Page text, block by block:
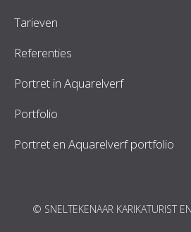
Tarieven
Referenties
Portret in Aquarelverf
Portfolio
Portret en Aquarelverf portfolio
© SNELTEKENAAR KARIKATURIST